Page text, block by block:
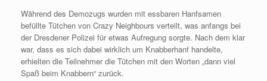
Während des Demozugs wurden mit essbaren Hanfsamen
befüllte Tütchen von Crazy Neighbours verteilt, was anfangs bei
der Dresdener Polizei für etwas Aufregung sorgte. Nach dem klar
war, dass es sich dabei wirklich um Knabberhanf handelte,
erhielten die Teilnehmer die Tütchen mit den Worten „dann viel
Spaß beim Knabbern“ zurück.